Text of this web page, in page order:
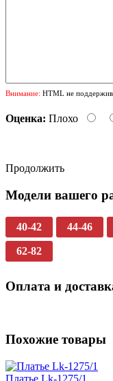
Внимание: HTML не
Оценка: Плохо
Продолжить
Модели вашего
40-42 44-46
62-82
Оплата и
Похожие товары
Платье Lk-1275/1